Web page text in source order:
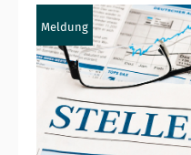
Meldung